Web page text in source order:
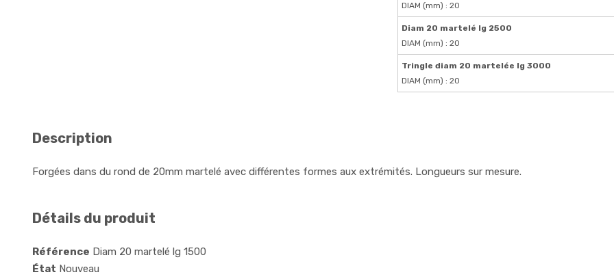
DIAM (mm) : 20
Diam 20 martelé lg 2500
DIAM (mm) : 20
Tringle diam 20 martelée lg 3000
DIAM (mm) : 20
Description
Forgées dans du rond de 20mm martelé avec différentes formes aux extrémités. Longueurs sur mesure.
Détails du produit
Référence Diam 20 martelé lg 1500
État Nouveau